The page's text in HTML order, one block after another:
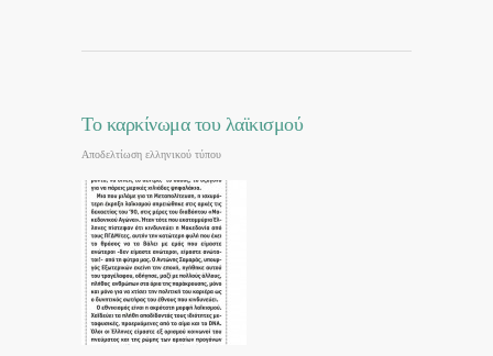
Το καρκίνωμα του λαϊκισμού
Αποδελτίωση ελληνικού τύπου